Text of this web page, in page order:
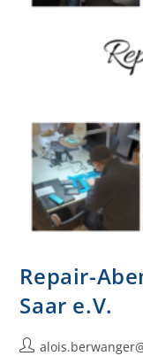
Repair-
Saar e.V.